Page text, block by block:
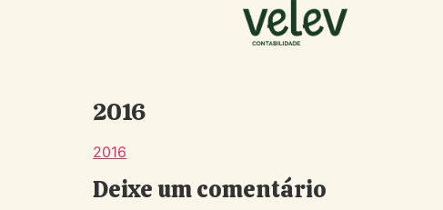
2016
2016
Deixe um comentário